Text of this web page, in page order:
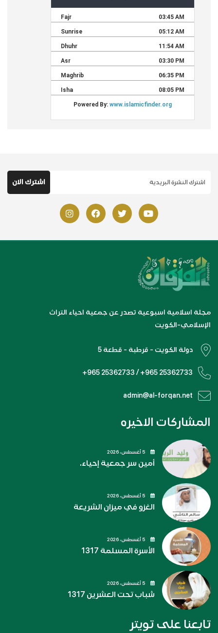
مجلة اسلامية اسبوعية تصدر عن جمعية احياء التراث
الإسلامي-الكويت
دولة الكويت - قرطبة - قطعة 5
+965 25362733 / +965 25362733
admin@al-forqan.net
المشاركات الاخيره
أمين سر جمعية إحياء.
الغزو في ميزان الشريعة
الأسرة المسلمة 1317
شباب تحت العشرين 1317
تابعنا على تويتر